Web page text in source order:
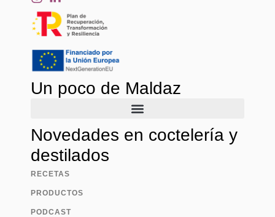
Un poco de Maldaz
Novedades en coctelería y
destilados
RECETAS
PRODUCTOS
PODCAST